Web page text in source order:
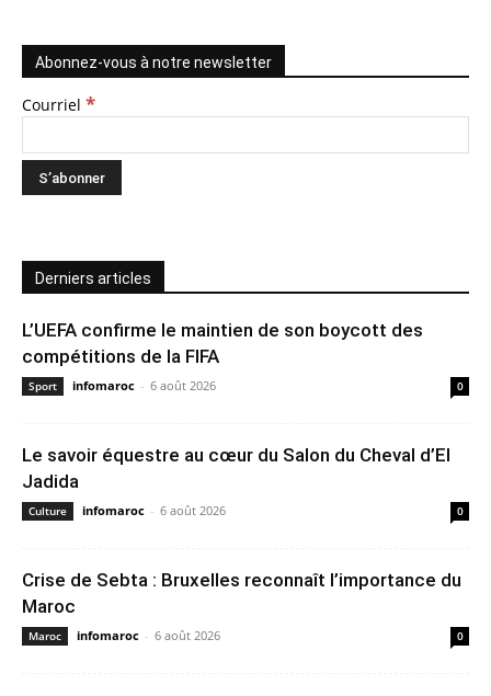
Abonnez-vous à notre newsletter
Courriel *
Derniers articles
L’UEFA confirme le maintien de son boycott des
compétitions de la FIFA
Sport infomaroc - 6 août 2026 0
Le savoir équestre au cœur du Salon du Cheval d’El
Jadida
Culture infomaroc - 6 août 2026 0
Crise de Sebta : Bruxelles reconnaît l’importance du
Maroc
Maroc infomaroc - 6 août 2026 0